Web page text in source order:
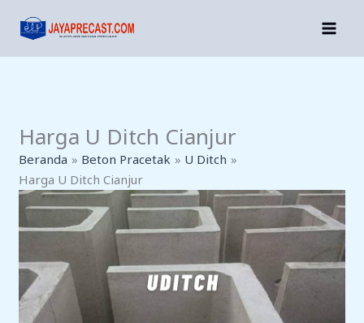
Harga U Ditch Cianjur
Beranda Beton Pracetak
U Ditch
Harga U Ditch Cianjur